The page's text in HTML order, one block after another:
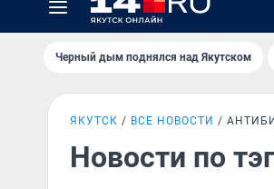
Черный дым поднялся над Якутском
ЯКУТСК ВСЕ НОВОСТИ
Новости по